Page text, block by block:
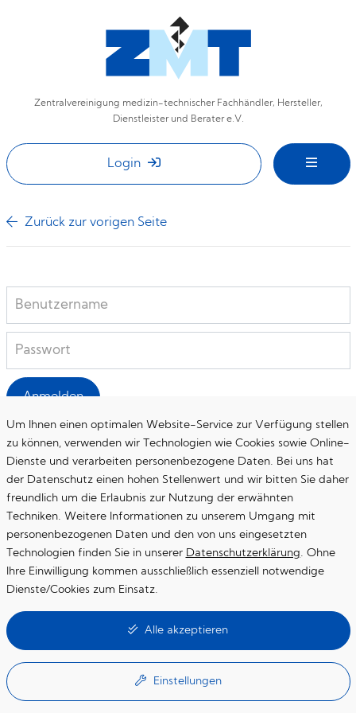
Zentralvereinigung medizin-technischer Fachhändler, Hersteller,
Dienstleister und Berater e.V.
Login
Zurück zur vorigen Seite
Anmelden
Startseite
Datenschutzerklärung
Um Ihnen einen optimalen Website-Service zur Verfügung stellen
zu können, verwenden wir Technologien wie Cookies sowie Online-
Dienste und verarbeiten personenbezogene Daten. Bei uns hat
der Datenschutz einen hohen Stellenwert und wir bitten Sie daher
freundlich um die Erlaubnis zur Nutzung der erwähnten
Techniken. Weitere Informationen zu unserem Umgang mit
personenbezogenen Daten und den von uns eingesetzten
Technologien finden Sie in unserer Datenschutzerklärung. Ohne
Ihre Einwilligung kommen ausschließlich essenziell notwendige
Dienste/Cookies zum Einsatz.
Online-Kartendienst von Google (eingebunden über die Google API)
Alle akzeptieren
Einstellungen